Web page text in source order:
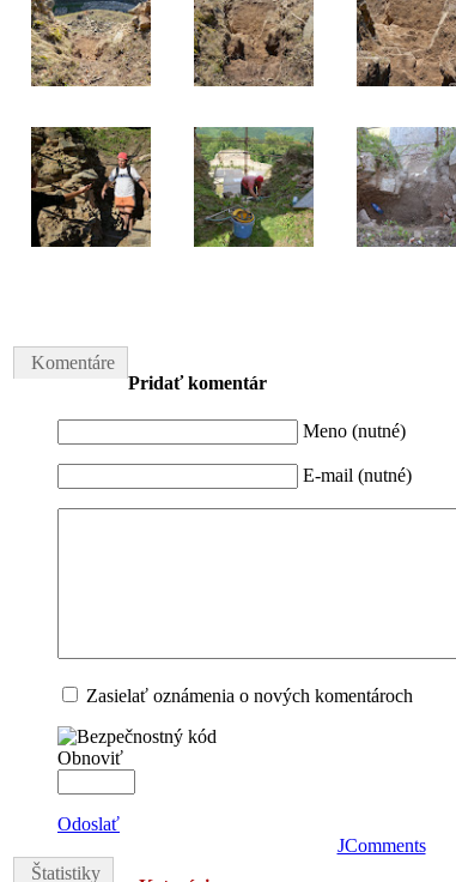
Komentáre
Pridať komentár
Meno (nutné)
E-mail (nutné)
Zasielať oznámenia o nových komentároch
Obnoviť
Odoslať
JComments
Štatistiky